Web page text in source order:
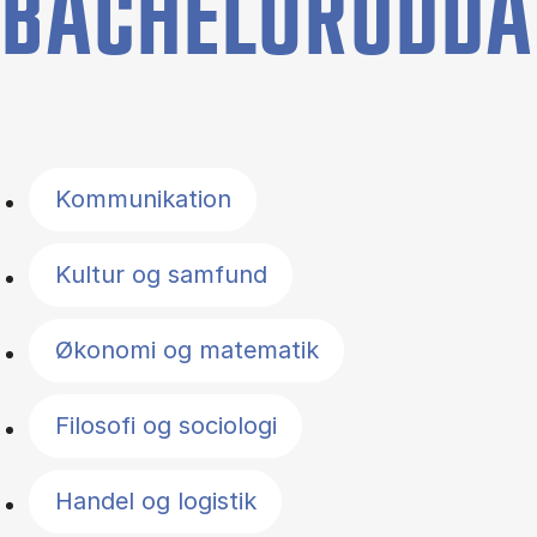
Kommunikation
Kultur og samfund
Økonomi og matematik
Filosofi og sociologi
Handel og logistik